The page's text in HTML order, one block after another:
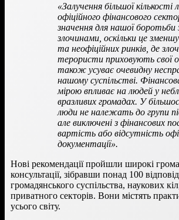
«Залучення більшої кількості
офіційного фінансового
значення для нашої боротьби
злочинами, оскільки це
та неофіційних ринків, де
терористи приховують свої
також усуває очевидну
нашому суспільстві.
мірою впливає на людей у
вразливих громадах. У
люди не належать до групи
але виключені з фінансових
вартість або відсутність
документації».
Нові рекомендації пройшли широкі
консультації, зібравши понад 100
громадянського суспільства, наукових
приватного секторів. Вони містять
усього світу.